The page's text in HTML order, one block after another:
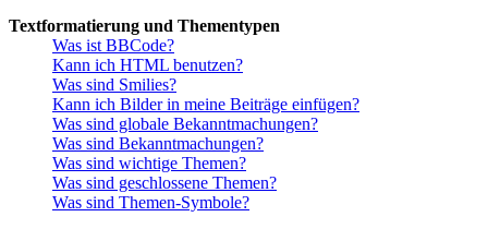
Textformatierung und Thementypen
Was ist BBCode?
Kann ich HTML benutzen?
Was sind Smilies?
Kann ich Bilder in meine Beiträge einfügen?
Was sind globale Bekanntmachungen?
Was sind Bekanntmachungen?
Was sind wichtige Themen?
Was sind geschlossene Themen?
Was sind Themen-Symbole?